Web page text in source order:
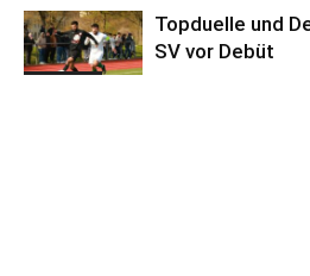
Topduelle und
SV vor Debüt